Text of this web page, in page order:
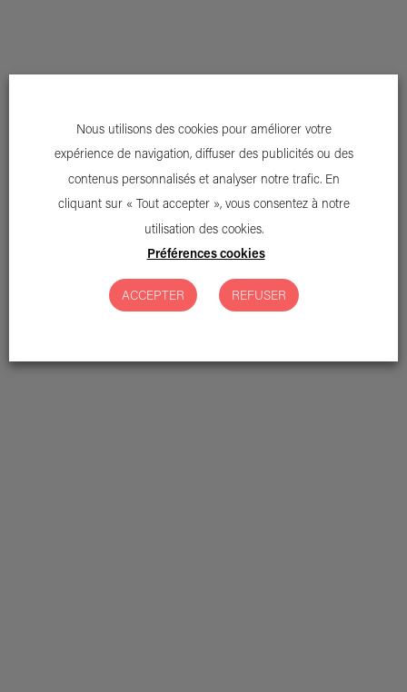
LE POUVOIR
'ESTRIEN
SEULECOMPTE
FLUENCE
Nous utilisons des cookies pour améliorer votre
expérience de navigation, diffuser des publicités ou des
contenus personnalisés et analyser notre trafic. En
cliquant sur « Tout accepter », vous consentez à notre
utilisation des cookies.
Préférences cookies
ACCEPTER REFUSER